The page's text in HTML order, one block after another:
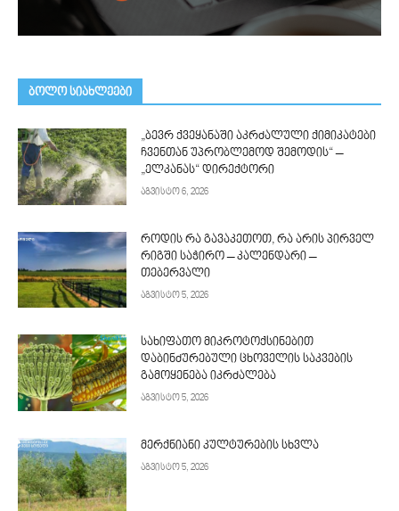
ᲑᲝᲚᲝ ᲡᲘᲐᲮᲚᲔᲔᲑᲘ
„ბევრ ქვეყანაში აკრძალული ქიმიკატები
ჩვენთან უპრობლემოდ შემოდის“ –
„ელკანას“ დირექტორი
აგვისტო 6, 2026
როდის რა გავაკეთოთ, რა არის პირველ
რიგში საჭირო – კალენდარი –
თებერვალი
აგვისტო 5, 2026
სახიფათო მიკროტოქსინებით
დაბინძურებული ცხოველის საკვების
გამოყენება იკრძალება
აგვისტო 5, 2026
მერქნიანი კულტურების სხვლა
აგვისტო 5, 2026